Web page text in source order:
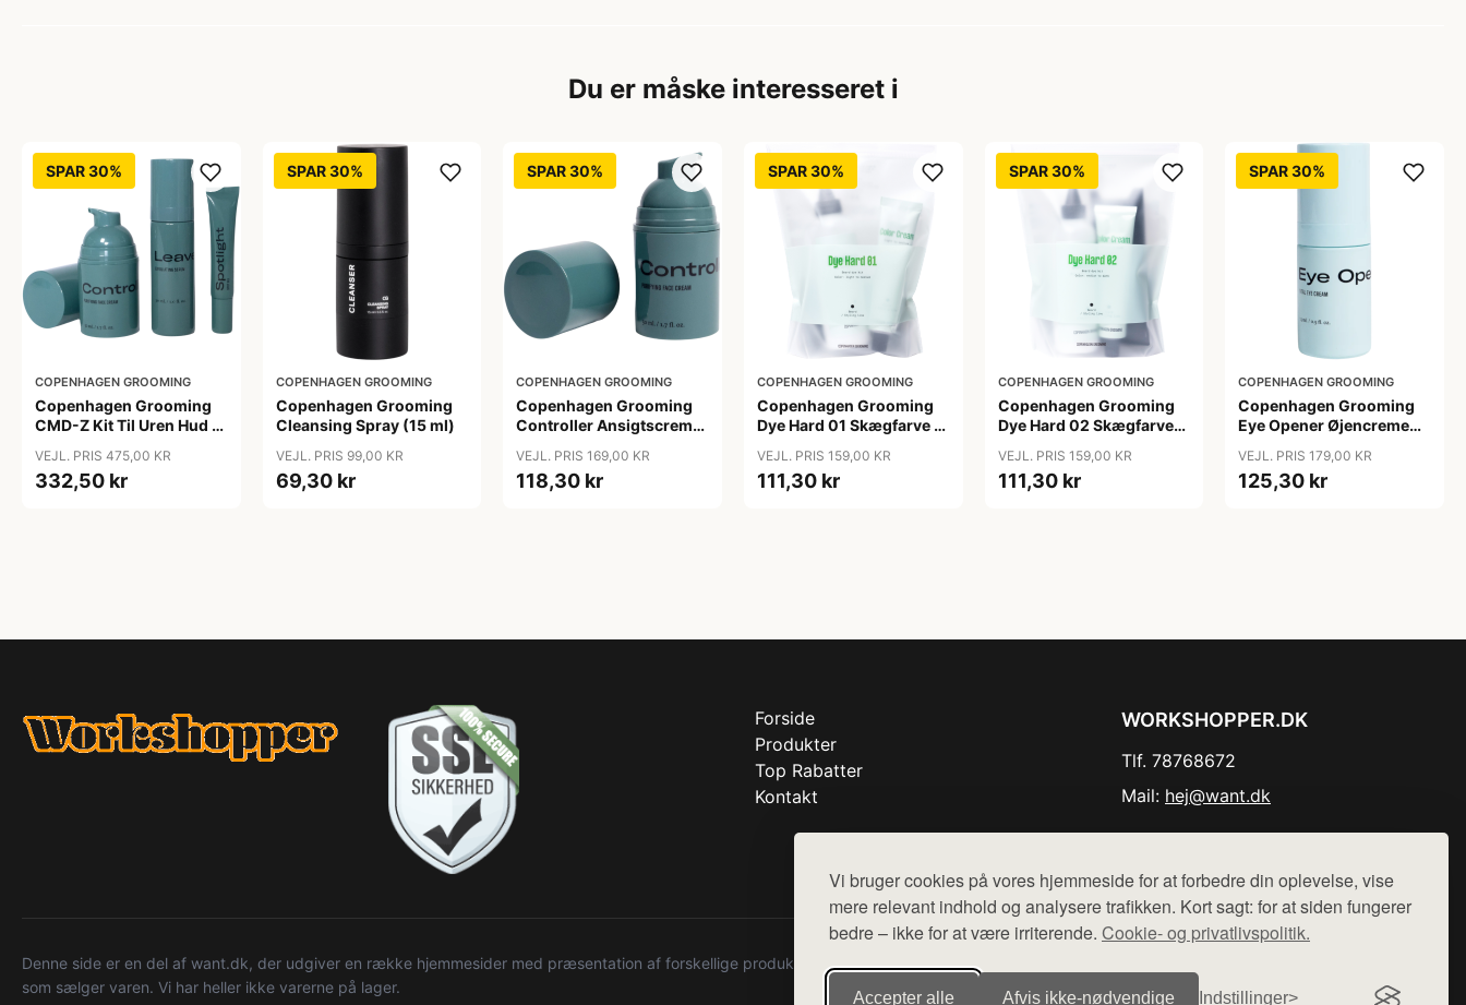
Vi bruger cookies på vores hjemmeside for at forbedre din oplevelse, vise
mere relevant indhold og analysere trafikken. Kort sagt: for at siden fungerer
bedre – ikke for at være irriterende. Cookie- og privatlivspolitik.
Accepter alle Afvis ikke‑nødvendige Indstillinger
Du er måske interesseret i
SPAR 30%
COPENHAGEN GROOMING
Copenhagen Grooming
CMD-Z Kit Til Uren Hud (1
VEJL. PRIS 475,00 KR
332,50 kr
SPAR 30%
COPENHAGEN GROOMING
Copenhagen Grooming
Cleansing Spray (15 ml)
VEJL. PRIS 99,00 KR
69,30 kr
SPAR 30%
COPENHAGEN GROOMING
Copenhagen Grooming
Controller Ansigtscreme
VEJL. PRIS 169,00 KR
118,30 kr
SPAR 30%
COPENHAGEN GROOMING
Copenhagen Grooming
Dye Hard 01 Skægfarve (1
VEJL. PRIS 159,00 KR
111,30 kr
SPAR 30%
COPENHAGEN GROOMING
Copenhagen Grooming
Dye Hard 02 Skægfarve
VEJL. PRIS 159,00 KR
111,30 kr
SPAR 30%
COPENHAGEN GROOMING
Copenhagen Grooming
Eye Opener Øjencreme
VEJL. PRIS 179,00 KR
125,30 kr
Forside
Produkter
Top Rabatter
Kontakt
WORKSHOPPER.DK
Tlf. 78768672
Mail: hej@want.dk
Denne side er en del af want.dk, der udgiver en række hjemmesider med præsentation af forskellige produkter fra diverse webshops. Der sælges ikke varer fra denne side - vi henviser til de shops,
som sælger varen. Vi har heller ikke varerne på lager.